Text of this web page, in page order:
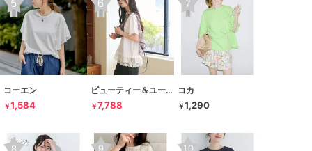
コーエン
￥1,584
ビューティー＆ユース ユナイテッドアローズ
￥7,788
コカ
￥1,290